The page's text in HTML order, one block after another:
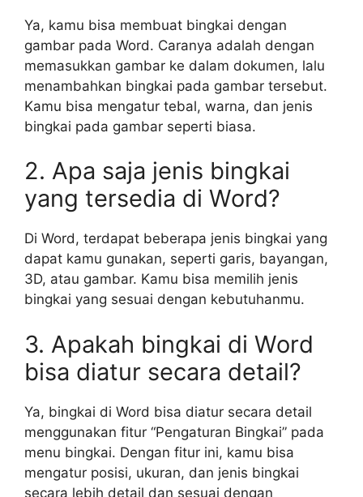
Ya, kamu bisa membuat bingkai dengan
gambar pada Word. Caranya adalah dengan
memasukkan gambar ke dalam dokumen, lalu
menambahkan bingkai pada gambar tersebut.
Kamu bisa mengatur tebal, warna, dan jenis
bingkai pada gambar seperti biasa.
2. Apa saja jenis bingkai
yang tersedia di Word?
Di Word, terdapat beberapa jenis bingkai yang
dapat kamu gunakan, seperti garis, bayangan,
3D, atau gambar. Kamu bisa memilih jenis
bingkai yang sesuai dengan kebutuhanmu.
3. Apakah bingkai di Word
bisa diatur secara detail?
Ya, bingkai di Word bisa diatur secara detail
menggunakan fitur “Pengaturan Bingkai” pada
menu bingkai. Dengan fitur ini, kamu bisa
mengatur posisi, ukuran, dan jenis bingkai
secara lebih detail dan sesuai dengan